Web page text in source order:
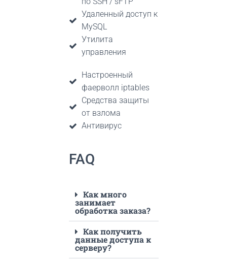
Удаленный доступ к
MySQL
Утилита
управления
Настроенный
фаерволл iptables
Средства защиты
от взлома
Антивирус
FAQ
Как много
занимает
обработка заказа?
Как получить
данные доступа к
серверу?